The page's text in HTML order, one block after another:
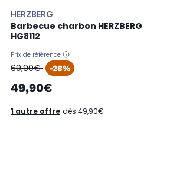
HERZBERG
Barbecue charbon HERZBERG
HG8112
Prix de référence
oldPrice
69,90€ -28%
49,90€
1 autre offre dès 49,90€